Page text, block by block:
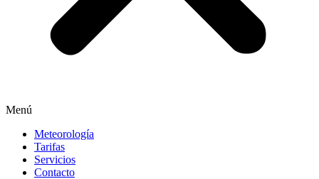
Menú
Meteorología
Tarifas
Servicios
Contacto